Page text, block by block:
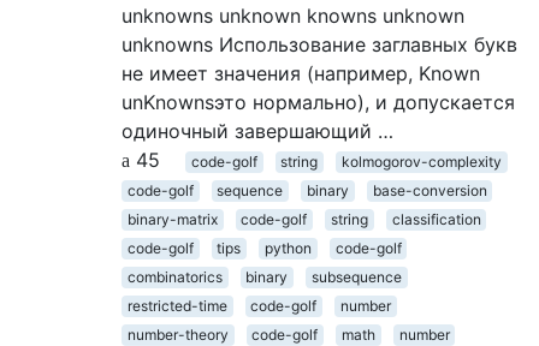
unknowns unknown knowns unknown
unknowns Использование заглавных букв
не имеет значения (например, Known
unKnownsэто нормально), и допускается
одиночный завершающий …
45
code-golf string
kolmogorov-complexity
code-golf
sequence binary
base-conversion
binary-matrix
code-golf string
classification
code-golf
tips python
code-golf
combinatorics
binary
subsequence
restricted-time
code-golf
number
number-theory
code-golf math
number